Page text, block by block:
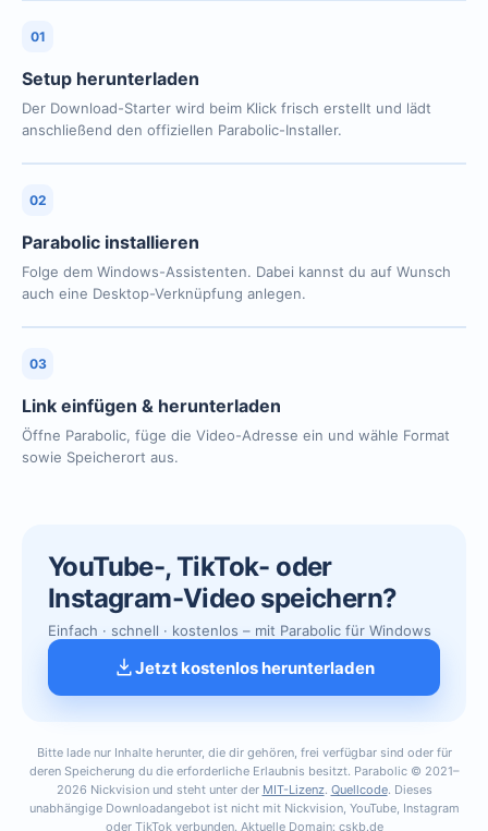
01
Setup herunterladen
Der Download-Starter wird beim Klick frisch erstellt und lädt
anschließend den offiziellen Parabolic-Installer.
02
Parabolic installieren
Folge dem Windows-Assistenten. Dabei kannst du auf Wunsch
auch eine Desktop-Verknüpfung anlegen.
03
Link einfügen & herunterladen
Öffne Parabolic, füge die Video-Adresse ein und wähle Format
sowie Speicherort aus.
YouTube-, TikTok- oder
Instagram-Video speichern?
Einfach · schnell · kostenlos – mit Parabolic für Windows
Jetzt kostenlos herunterladen
Bitte lade nur Inhalte herunter, die dir gehören, frei verfügbar sind oder für
deren Speicherung du die erforderliche Erlaubnis besitzt. Parabolic © 2021–
2026 Nickvision und steht unter der MIT-Lizenz. Quellcode. Dieses
unabhängige Downloadangebot ist nicht mit Nickvision, YouTube, Instagram
oder TikTok verbunden. Aktuelle Domain: cskb.de